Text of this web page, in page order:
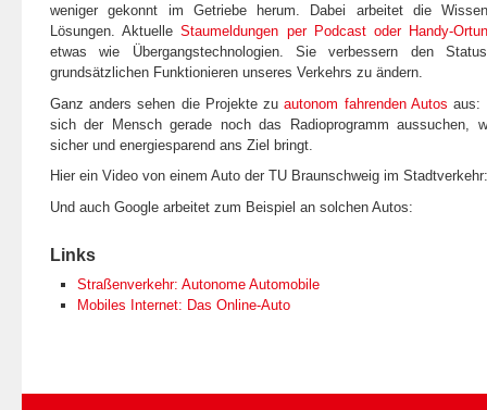
weniger gekonnt im Getriebe herum. Dabei arbeitet die
Lösungen. AktuelleStaumeldungen per Podcast oder Handy-
etwas wie Übergangstechnologien. Sie verbessern den
grundsätzlichen Funktionieren unseres Verkehrs zu ändern.
Ganz anders sehen die Projekte zuautonom fahrenden Autos aus:
sich der Mensch gerade noch das Radioprogramm aussuchen,
sicher und energiesparend ans Ziel bringt.
Hier ein Video von einem Auto der TU Braunschweig im Stadtverkehr:
Und auch Google arbeitet zum Beispiel an solchen Autos:
Links
Straßenverkehr: Autonome Automobile
Mobiles Internet: Das Online-Auto